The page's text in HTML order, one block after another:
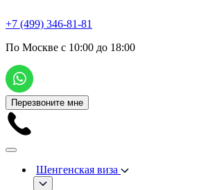
+7 (499) 346-81-81
По Москве с 10:00 до 18:00
Перезвоните мне
Шенгенская виза